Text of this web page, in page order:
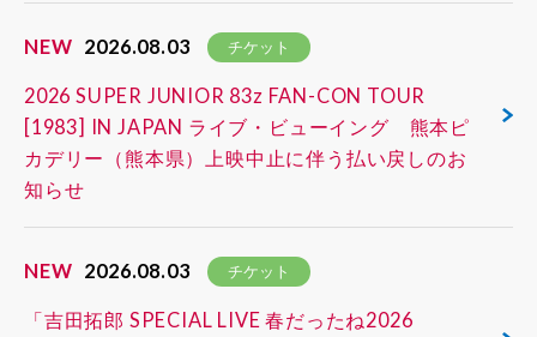
NEW 2026.08.03 チケット
2026 SUPER JUNIOR 83z FAN-CON TOUR
[1983] IN JAPAN ライブ・ビューイング 熊本ピ
カデリー（熊本県）上映中止に伴う払い戻しのお
知らせ
NEW 2026.08.03 チケット
「吉田拓郎 SPECIAL LIVE 春だったね2026